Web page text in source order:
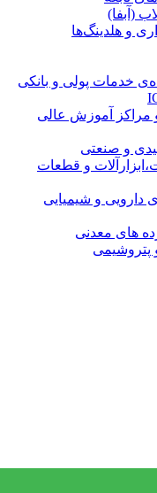
(آبفا)
و هلدینگ‌ها
خدمات پولی و بانکی
مراکز آموزش عالی
و صنعتی
و قطعات
دارویی و شیمیایی
های معدنی
پتروشيمی